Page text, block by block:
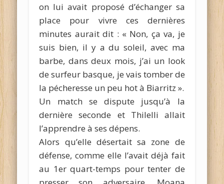
on lui avait proposé d’échanger sa
place pour vivre ces dernières
minutes aurait dit : « Non, ça va, je
suis bien, il y a du soleil, avec ma
barbe, dans deux mois, j’ai un look
de surfeur basque, je vais tomber de
la pécheresse un peu hot à Biarritz ».
Un match se dispute jusqu’à la
dernière seconde et Thilelli allait
l’apprendre à ses dépens.
Alors qu’elle désertait sa zone de
défense, comme elle l’avait déjà fait
au 1er quart-temps pour tenter de